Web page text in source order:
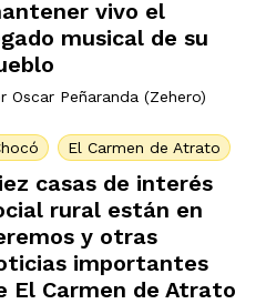
vivo el
musical de su
Oscar Peñaranda (Zehero)
El Carmen de Atrato
casas de interés
rural están en
y otras
importantes
El Carmen de Atrato